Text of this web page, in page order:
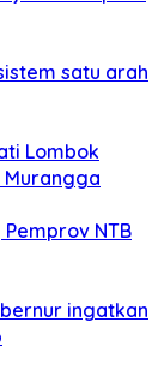
satu arah
Lombok
Murangga
NTB
ingatkan